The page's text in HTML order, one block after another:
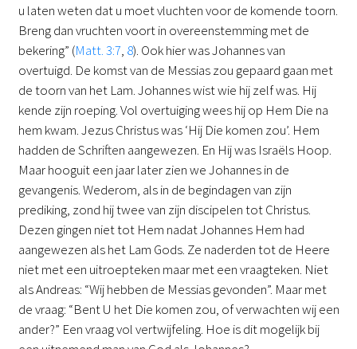
u laten weten dat u moet vluchten voor de komende toorn.
Breng dan vruchten voort in overeenstemming met de
bekering” (Matt. 3:7, 8). Ook hier was Johannes van
overtuigd. De komst van de Messias zou gepaard gaan met
de toorn van het Lam. Johannes wist wie hij zelf was. Hij
kende zijn roeping. Vol overtuiging wees hij op Hem Die na
hem kwam. Jezus Christus was ‘Hij Die komen zou’. Hem
hadden de Schriften aangewezen. En Hij was Israëls Hoop.
Maar hooguit een jaar later zien we Johannes in de
gevangenis. Wederom, als in de begindagen van zijn
prediking, zond hij twee van zijn discipelen tot Christus.
Dezen gingen niet tot Hem nadat Johannes Hem had
aangewezen als het Lam Gods. Ze naderden tot de Heere
niet met een uitroepteken maar met een vraagteken. Niet
als Andreas: “Wij hebben de Messias gevonden”. Maar met
de vraag: “Bent U het Die komen zou, of verwachten wij een
ander?” Een vraag vol vertwijfeling. Hoe is dit mogelijk bij